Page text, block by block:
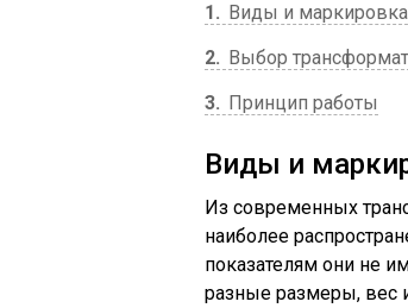
1
Виды и маркировка
2
Выбор
3
Принцип работы
Виды и
Из современных
наиболее
показателям они не
разные размеры, вес